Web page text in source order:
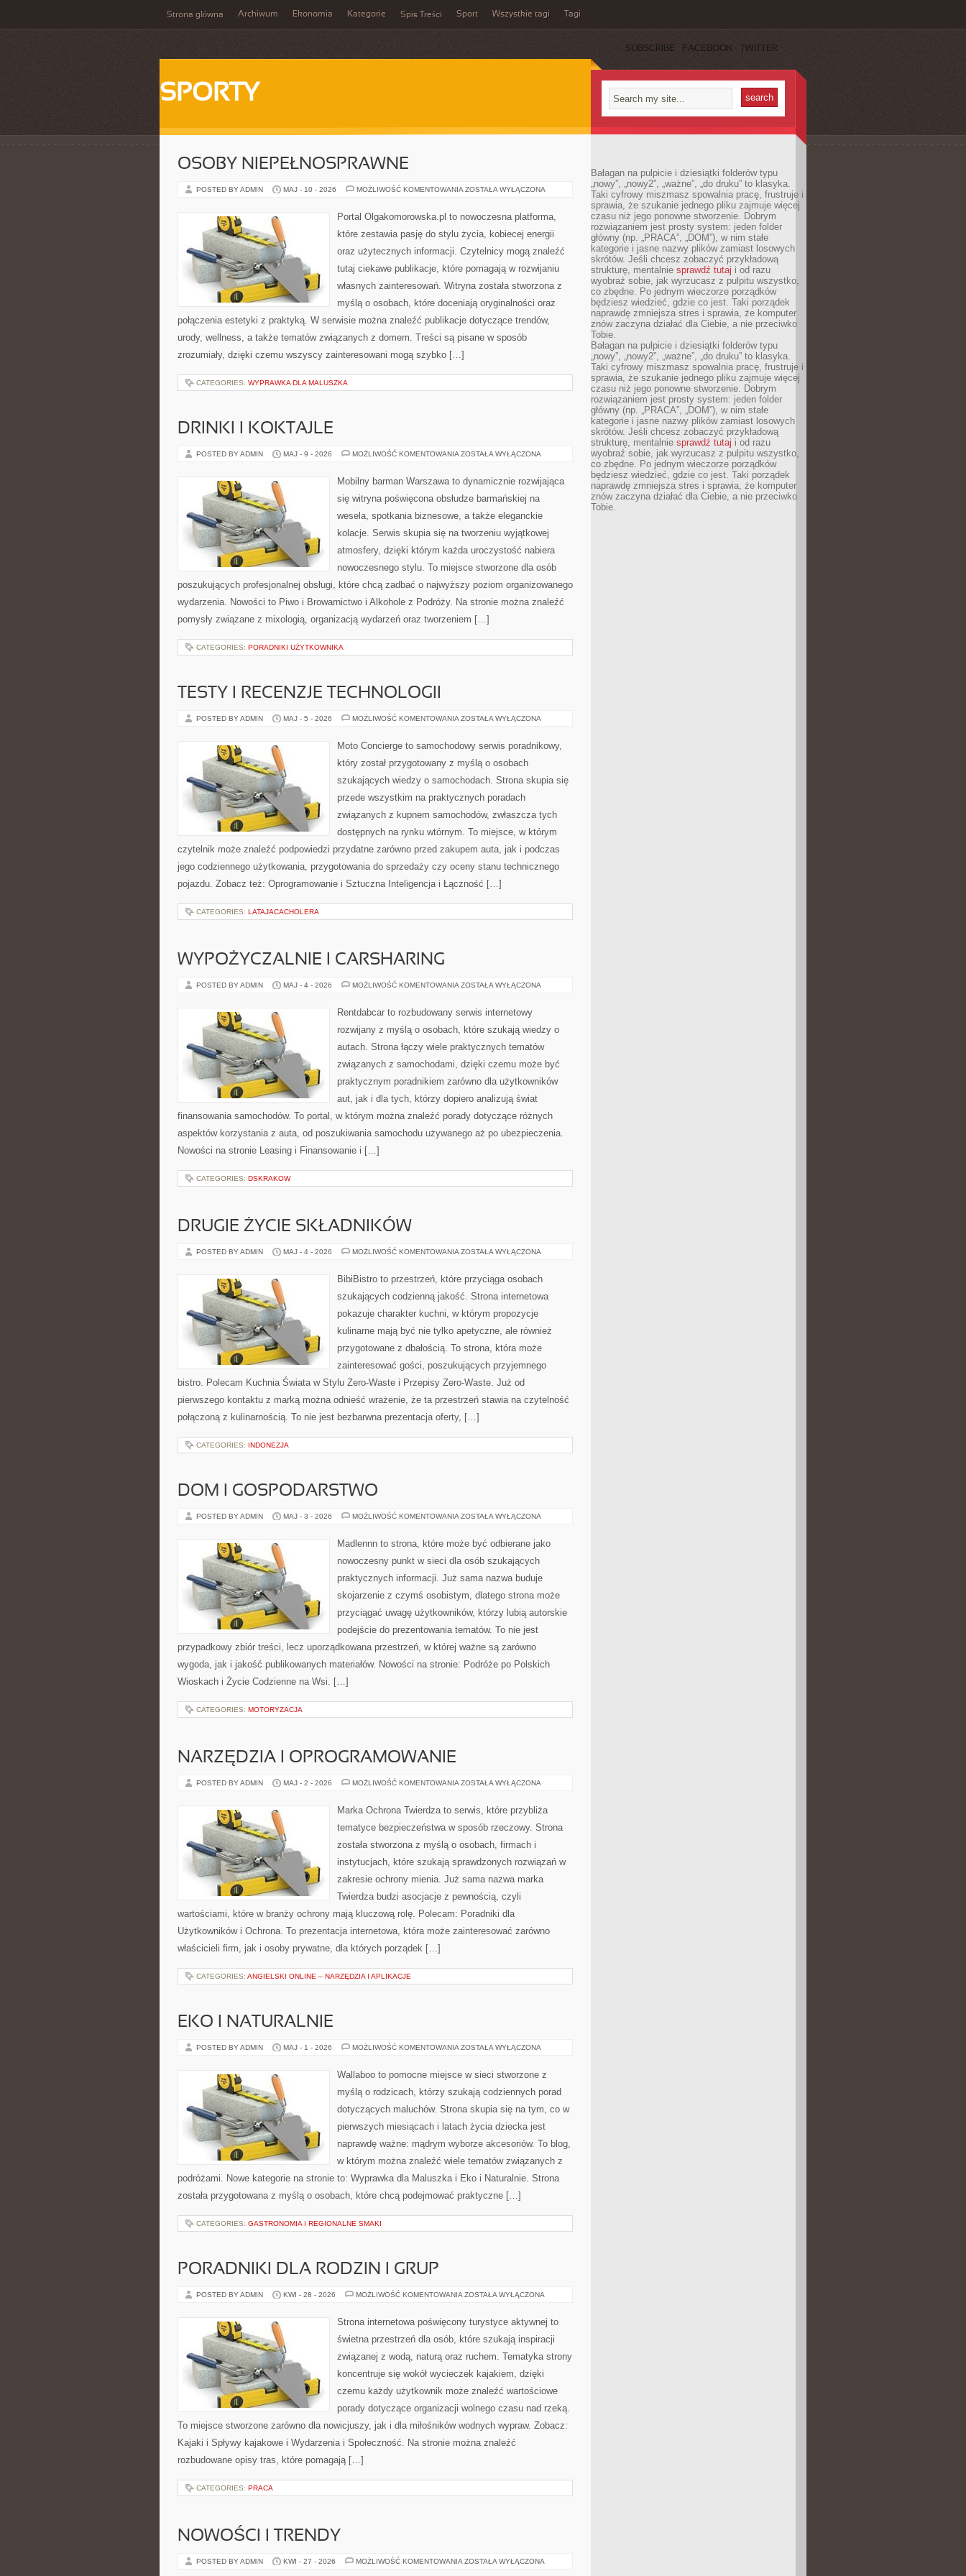
Strona główna Archiwum Ekonomia Kategorie Spis Treści Sport Wszystkie tagi Tagi
SUBSCRIBE FACEBOOK TWITTER
SPORTY
OSOBY NIEPEŁNOSPRAWNE
POSTED BY ADMIN MAJ - 10 - 2026 MOŻLIWOŚĆ KOMENTOWANIA OSOBY
ZOSTAŁA WYŁĄCZONA
Portal Olgakomorowska.pl to nowoczesna platforma,
które zestawia pasję do stylu życia, kobiecej energii
oraz użytecznych informacji. Czytelnicy mogą znaleźć
tutaj ciekawe publikacje, które pomagają w rozwijaniu
własnych zainteresowań. Witryna została stworzona z
myślą o osobach, które doceniają oryginalności oraz
połączenia estetyki z praktyką. W serwisie można znaleźć publikacje dotyczące trendów,
urody, wellness, a także tematów związanych z domem. Treści są pisane w sposób
zrozumiały, dzięki czemu wszyscy zainteresowani mogą szybko […]
CATEGORIES: WYPRAWKA DLA MALUSZKA
DRINKI I KOKTAJLE
POSTED BY ADMIN MAJ - 9 - 2026 MOŻLIWOŚĆ KOMENTOWANIA DRINKI
ZOSTAŁA WYŁĄCZONA
Mobilny barman Warszawa to dynamicznie rozwijająca
się witryna poświęcona obsłudze barmańskiej na
wesela, spotkania biznesowe, a także eleganckie
kolacje. Serwis skupia się na tworzeniu wyjątkowej
atmosfery, dzięki którym każda uroczystość nabiera
nowoczesnego stylu. To miejsce stworzone dla osób
poszukujących profesjonalnej obsługi, które chcą zadbać o najwyższy poziom organizowanego
wydarzenia. Nowości to Piwo i Browarnictwo i Alkohole z Podróży. Na stronie można znaleźć
pomysły związane z mixologią, organizacją wydarzeń oraz tworzeniem […]
CATEGORIES: PORADNIKI UŻYTKOWNIKA
TESTY I RECENZJE TECHNOLOGII
POSTED BY ADMIN MAJ - 5 - 2026 MOŻLIWOŚĆ KOMENTOWANIA TESTY
TECHNOLOGII
ZOSTAŁA WYŁĄCZONA
Moto Concierge to samochodowy serwis poradnikowy,
który został przygotowany z myślą o osobach
szukających wiedzy o samochodach. Strona skupia się
przede wszystkim na praktycznych poradach
związanych z kupnem samochodów, zwłaszcza tych
dostępnych na rynku wtórnym. To miejsce, w którym
czytelnik może znaleźć podpowiedzi przydatne zarówno przed zakupem auta, jak i podczas
jego codziennego użytkowania, przygotowania do sprzedaży czy oceny stanu technicznego
pojazdu. Zobacz też: Oprogramowanie i Sztuczna Inteligencja i Łączność […]
CATEGORIES: LATAJACACHOLERA
WYPOŻYCZALNIE I CARSHARING
POSTED BY ADMIN MAJ - 4 - 2026 MOŻLIWOŚĆ KOMENTOWANIA WYPOŻYCZALNIE
ZOSTAŁA WYŁĄCZONA
Rentdabcar to rozbudowany serwis internetowy
rozwijany z myślą o osobach, które szukają wiedzy o
autach. Strona łączy wiele praktycznych tematów
związanych z samochodami, dzięki czemu może być
praktycznym poradnikiem zarówno dla użytkowników
aut, jak i dla tych, którzy dopiero analizują świat
finansowania samochodów. To portal, w którym można znaleźć porady dotyczące różnych
aspektów korzystania z auta, od poszukiwania samochodu używanego aż po ubezpieczenia.
Nowości na stronie Leasing i Finansowanie i […]
CATEGORIES: DSKRAKOW
DRUGIE ŻYCIE SKŁADNIKÓW
POSTED BY ADMIN MAJ - 4 - 2026 MOŻLIWOŚĆ KOMENTOWANIA DRUGIE
ZOSTAŁA WYŁĄCZONA
BibiBistro to przestrzeń, które przyciąga osobach
szukających codzienną jakość. Strona internetowa
pokazuje charakter kuchni, w którym propozycje
kulinarne mają być nie tylko apetyczne, ale również
przygotowane z dbałością. To strona, która może
zainteresować gości, poszukujących przyjemnego
bistro. Polecam Kuchnia Świata w Stylu Zero-Waste i Przepisy Zero-Waste. Już od
pierwszego kontaktu z marką można odnieść wrażenie, że ta przestrzeń stawia na czytelność
połączoną z kulinarnością. To nie jest bezbarwna prezentacja oferty, […]
CATEGORIES: INDONEZJA
DOM I GOSPODARSTWO
POSTED BY ADMIN MAJ - 3 - 2026 MOŻLIWOŚĆ KOMENTOWANIA DOM
ZOSTAŁA WYŁĄCZONA
Madlennn to strona, które może być odbierane jako
nowoczesny punkt w sieci dla osób szukających
praktycznych informacji. Już sama nazwa buduje
skojarzenie z czymś osobistym, dlatego strona może
przyciągać uwagę użytkowników, którzy lubią autorskie
podejście do prezentowania tematów. To nie jest
przypadkowy zbiór treści, lecz uporządkowana przestrzeń, w której ważne są zarówno
wygoda, jak i jakość publikowanych materiałów. Nowości na stronie: Podróże po Polskich
Wioskach i Życie Codzienne na Wsi. […]
CATEGORIES: MOTORYZACJA
NARZĘDZIA I OPROGRAMOWANIE
POSTED BY ADMIN MAJ - 2 - 2026 MOŻLIWOŚĆ KOMENTOWANIA NARZĘDZIA
ZOSTAŁA WYŁĄCZONA
Marka Ochrona Twierdza to serwis, które przybliża
tematyce bezpieczeństwa w sposób rzeczowy. Strona
została stworzona z myślą o osobach, firmach i
instytucjach, które szukają sprawdzonych rozwiązań w
zakresie ochrony mienia. Już sama nazwa marka
Twierdza budzi asocjacje z pewnością, czyli
wartościami, które w branży ochrony mają kluczową rolę. Polecam: Poradniki dla
Użytkowników i Ochrona. To prezentacja internetowa, która może zainteresować zarówno
właścicieli firm, jak i osoby prywatne, dla których porządek […]
CATEGORIES: ANGIELSKI ONLINE – NARZĘDZIA I APLIKACJE
EKO I NATURALNIE
POSTED BY ADMIN MAJ - 1 - 2026 MOŻLIWOŚĆ KOMENTOWANIA EKO
ZOSTAŁA WYŁĄCZONA
Wallaboo to pomocne miejsce w sieci stworzone z
myślą o rodzicach, którzy szukają codziennych porad
dotyczących maluchów. Strona skupia się na tym, co w
pierwszych miesiącach i latach życia dziecka jest
naprawdę ważne: mądrym wyborze akcesoriów. To blog,
w którym można znaleźć wiele tematów związanych z
podróżami. Nowe kategorie na stronie to: Wyprawka dla Maluszka i Eko i Naturalnie. Strona
została przygotowana z myślą o osobach, które chcą podejmować praktyczne […]
CATEGORIES: GASTRONOMIA I REGIONALNE SMAKI
PORADNIKI DLA RODZIN I GRUP
POSTED BY ADMIN KWI - 28 - 2026 MOŻLIWOŚĆ KOMENTOWANIA PORADNIKI
GRUP
ZOSTAŁA WYŁĄCZONA
Strona internetowa poświęcony turystyce aktywnej to
świetna przestrzeń dla osób, które szukają inspiracji
związanej z wodą, naturą oraz ruchem. Tematyka strony
koncentruje się wokół wycieczek kajakiem, dzięki
czemu każdy użytkownik może znaleźć wartościowe
porady dotyczące organizacji wolnego czasu nad rzeką.
To miejsce stworzone zarówno dla nowicjuszy, jak i dla miłośników wodnych wypraw. Zobacz:
Kajaki i Spływy kajakowe i Wydarzenia i Społeczność. Na stronie można znaleźć
rozbudowane opisy tras, które pomagają […]
CATEGORIES: PRACA
NOWOŚCI I TRENDY
POSTED BY ADMIN KWI - 27 - 2026 MOŻLIWOŚĆ KOMENTOWANIA NOWOŚCI
ZOSTAŁA WYŁĄCZONA
Bałagan na pulpicie i dziesiątki folderów typu
„nowy”, „nowy2”, „ważne”, „do druku” to klasyka.
Taki cyfrowy miszmasz spowalnia pracę, frustruje i
sprawia, że szukanie jednego pliku zajmuje więcej
czasu niż jego ponowne stworzenie. Dobrym
rozwiązaniem jest prosty system: jeden folder
główny (np. „PRACA”, „DOM”), w nim stałe
kategorie i jasne nazwy plików zamiast losowych
skrótów. Jeśli chcesz zobaczyć przykładową
strukturę, mentalnie sprawdź tutaj i od razu
wyobraź sobie, jak wyrzucasz z pulpitu wszystko,
co zbędne. Po jednym wieczorze porządków
będziesz wiedzieć, gdzie co jest. Taki porządek
naprawdę zmniejsza stres i sprawia, że komputer
znów zaczyna działać dla Ciebie, a nie przeciwko
Tobie.
Bałagan na pulpicie i dziesiątki folderów typu
„nowy”, „nowy2”, „ważne”, „do druku” to klasyka.
Taki cyfrowy miszmasz spowalnia pracę, frustruje i
sprawia, że szukanie jednego pliku zajmuje więcej
czasu niż jego ponowne stworzenie. Dobrym
rozwiązaniem jest prosty system: jeden folder
główny (np. „PRACA”, „DOM”), w nim stałe
kategorie i jasne nazwy plików zamiast losowych
skrótów. Jeśli chcesz zobaczyć przykładową
strukturę, mentalnie sprawdź tutaj i od razu
wyobraź sobie, jak wyrzucasz z pulpitu wszystko,
co zbędne. Po jednym wieczorze porządków
będziesz wiedzieć, gdzie co jest. Taki porządek
naprawdę zmniejsza stres i sprawia, że komputer
znów zaczyna działać dla Ciebie, a nie przeciwko
Tobie.